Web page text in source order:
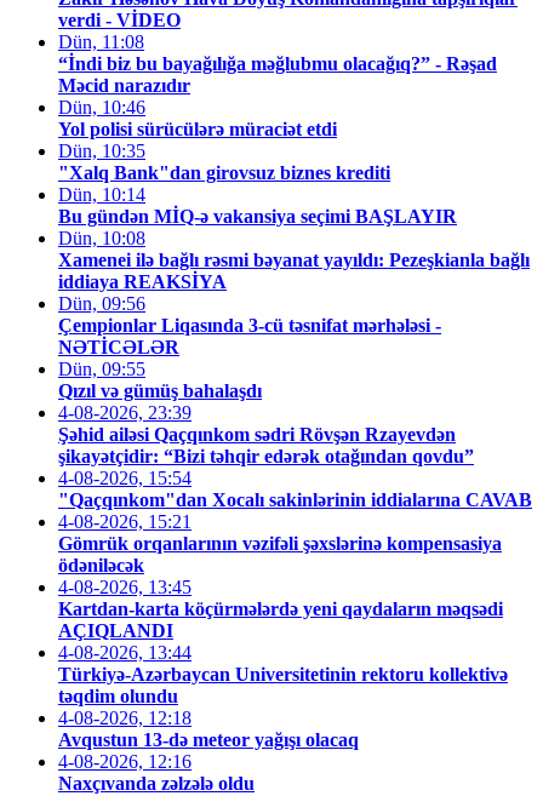
verdi - VİDEO
Dün, 11:08
“İndi biz bu bayağılığa məğlubmu olacağıq?” - Rəşad
Məcid narazıdır
Dün, 10:46
Yol polisi sürücülərə müraciət etdi
Dün, 10:35
"Xalq Bank"dan girovsuz biznes krediti
Dün, 10:14
Bu gündən MİQ-ə vakansiya seçimi BAŞLAYIR
Dün, 10:08
Xamenei ilə bağlı rəsmi bəyanat yayıldı: Pezeşkianla bağlı
iddiaya REAKSİYA
Dün, 09:56
Çempionlar Liqasında 3-cü təsnifat mərhələsi -
NƏTİCƏLƏR
Dün, 09:55
Qızıl və gümüş bahalaşdı
4-08-2026, 23:39
Şəhid ailəsi Qaçqınkom sədri Rövşən Rzayevdən
şikayətçidir: “Bizi təhqir edərək otağından qovdu”
4-08-2026, 15:54
"Qaçqınkom"dan Xocalı sakinlərinin iddialarına CAVAB
4-08-2026, 15:21
Gömrük orqanlarının vəzifəli şəxslərinə kompensasiya
ödəniləcək
4-08-2026, 13:45
Kartdan-karta köçürmələrdə yeni qaydaların məqsədi
AÇIQLANDI
4-08-2026, 13:44
Türkiyə-Azərbaycan Universitetinin rektoru kollektivə
təqdim olundu
4-08-2026, 12:18
Avqustun 13-də meteor yağışı olacaq
4-08-2026, 12:16
Naxçıvanda zəlzələ oldu